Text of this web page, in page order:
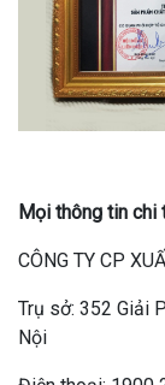
Mọi thông tin chi
CÔNG TY CP
Trụ sở: 352 Giải
Nội